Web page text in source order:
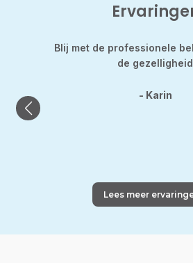
Blij met de professionele
de gezelligheid
- Karin
Lees meer